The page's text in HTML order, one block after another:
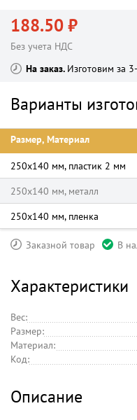
188.50 ₽
Без учета НДС
На заказ Изготовим за
Варианты
Размер, Материал
250х140 мм, пластик 2 мм
250х140 мм, металл
250х140 мм, пленка
Заказной товар В
Характеристики
Вес:
Размер:
Материал:
Код:
Описание